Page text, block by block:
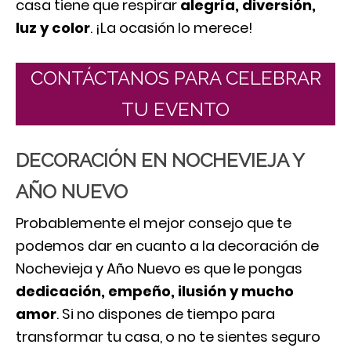
casa tiene que respirar alegría, diversión,
luz y color. ¡La ocasión lo merece!
CONTÁCTANOS PARA CELEBRAR
TU EVENTO
DECORACIÓN EN NOCHEVIEJA Y
AÑO NUEVO
Probablemente el mejor consejo que te
podemos dar en cuanto a la decoración de
Nochevieja y Año Nuevo es que le pongas
dedicación, empeño, ilusión y mucho
amor. Si no dispones de tiempo para
transformar tu casa, o no te sientes seguro